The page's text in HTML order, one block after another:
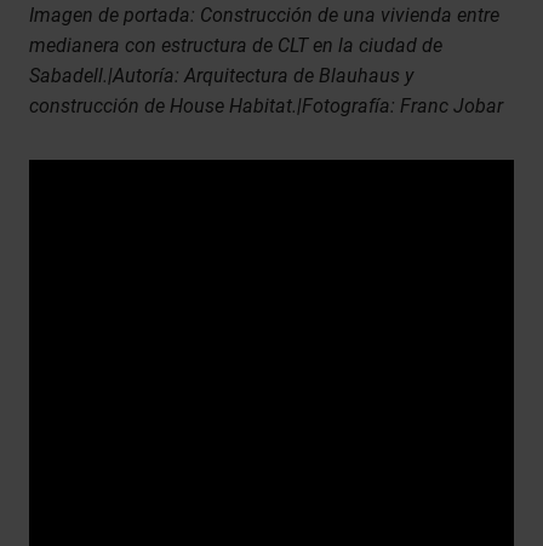
Imagen de portada: Construcción de una vivienda entre
medianera con estructura de CLT en la ciudad de
Sabadell.|Autoría: Arquitectura de Blauhaus y
construcción de House Habitat.|Fotografía: Franc Jobar